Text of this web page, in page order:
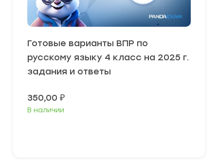
Готовые варианты ВПР по
русскому языку 4 класс на 2025 г.
задания и ответы
350,00 ₽
В наличии